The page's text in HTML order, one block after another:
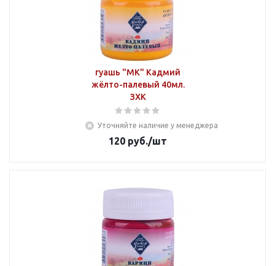
гуашь "МК" Кадмий
жёлто-палевый 40мл.
ЗХК
Уточняйте наличие у менеджера
120 руб./шт